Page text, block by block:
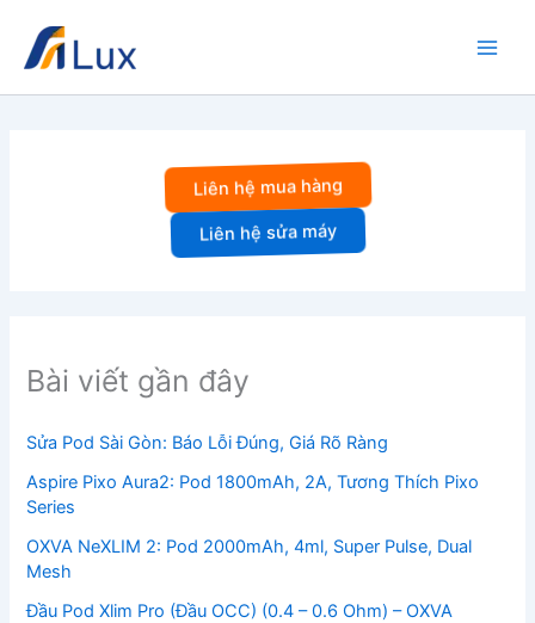
dung
Liên hệ mua hàng
Liên hệ sửa máy
Bài viết gần đây
Sửa Pod Sài Gòn: Báo Lỗi Đúng, Giá Rõ Ràng
Aspire Pixo Aura2: Pod 1800mAh, 2A, Tương Thích Pixo
Series
OXVA NeXLIM 2: Pod 2000mAh, 4ml, Super Pulse, Dual
Mesh
Đầu Pod Xlim Pro (Đầu OCC) (0.4 – 0.6 Ohm) – OXVA